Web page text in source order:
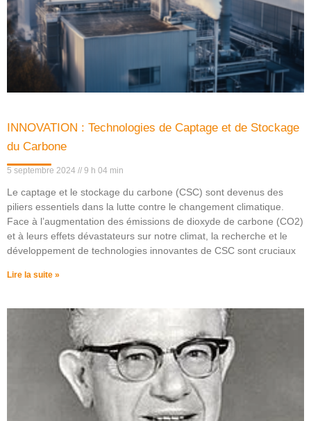
INNOVATION : Technologies de Captage et de Stockage
du Carbone
5 septembre 2024 9 h 04 min
Le captage et le stockage du carbone (CSC) sont devenus des
piliers essentiels dans la lutte contre le changement climatique.
Face à l’augmentation des émissions de dioxyde de carbone (CO2)
et à leurs effets dévastateurs sur notre climat, la recherche et le
développement de technologies innovantes de CSC sont cruciaux
Lire la suite »